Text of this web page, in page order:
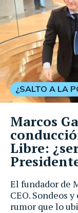
El fundador de
CEO. Sondeos
rumor que lo
¿SALTO A LA
Marcos
Libre: